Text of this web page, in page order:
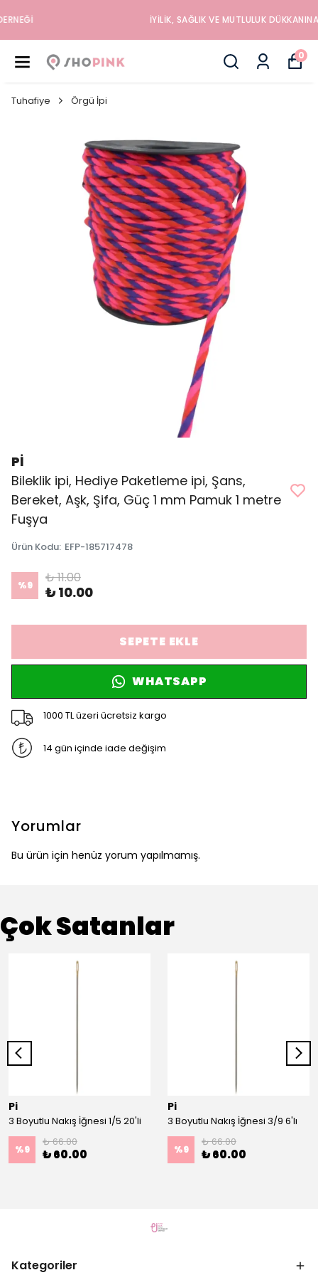
İYILIK, SAĞLIK VE MUTLULUK DÜKKANINA HOŞGELDINIZ
0
Tuhafiye Örgü İpi
Pİ
Bileklik ipi, Hediye Paketleme ipi, Şans,
Bereket, Aşk, Şifa, Güç 1 mm Pamuk 1 metre
Fuşya
Ürün Kodu: EFP-185717478
%9 ₺ 11.00
₺ 10.00
SEPETE EKLE
WHATSAPP
1000 TL üzeri ücretsiz kargo
14 gün içinde iade değişim
Yorumlar
Bu ürün için henüz yorum yapılmamış.
Çok Satanlar
Pi
3 Boyutlu Nakış İğnesi 1/5 20'li
%9
₺ 66.00
₺ 60.00
Pi
3 Boyutlu Nakış İğnesi 3/9 6'lı
%9
₺ 66.00
₺ 60.00
Kategoriler